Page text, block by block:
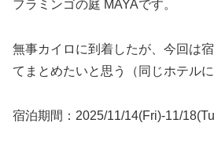
フラミンゴの庭 MAYAです。
無事カイロに到着したが、今回は
てまとめたいと思う（同じホテルに
宿泊期間：2025/11/14(Fri)-11/